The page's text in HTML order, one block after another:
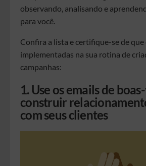
observando, analisando e
para você.
Confira a lista e certifique-se de que
implementadas na sua rotina de
campanhas:
1. Use os emails de
construir
com seus clientes